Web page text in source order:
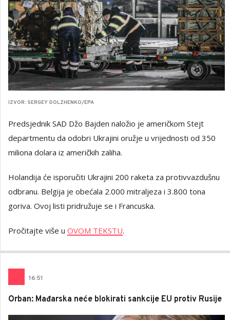
IZVOR: SERGEY DOLZHENKO/EPA
Predsjednik SAD Džo Bajden naložio je američkom Stejt
departmentu da odobri Ukrajini oružje u vrijednosti od 350
miliona dolara iz američkih zaliha.
Holandija će isporučiti Ukrajini 200 raketa za protivvazdušnu
odbranu. Belgija je obećala 2.000 mitraljeza i 3.800 tona
goriva. Ovoj listi pridružuje se i Francuska.
Pročitajte više u OVOM TEKSTU.
16:51
Orban: Mađarska neće blokirati sankcije EU protiv Rusije